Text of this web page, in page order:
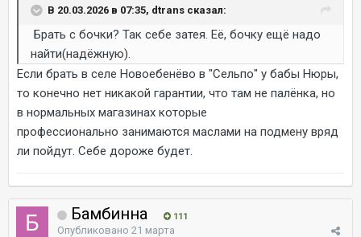
В 20.03.2026 в 07:35, dtrans сказал:
Брать с бочки? Так себе затея. Её, бочку ещё надо
найти(надёжную).
Если брать в селе Новоебенёво в "Сельпо" у бабы Нюры,
то конечно нет никакой гарантии, что там не палёнка, но
в нормальных магазинах которые
профессионально занимаются маслами на подмену вряд
ли пойдут. Себе дороже будет.
Бамбинна 111
Опубликовано 21 марта